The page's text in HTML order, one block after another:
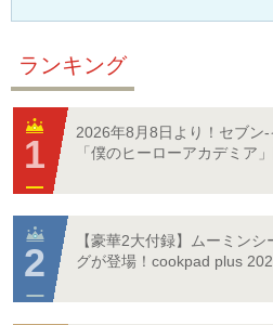
ランキング
2026年8月8日より！セブン
「僕のヒーローアカデミア
【豪華2大付録】ムーミン
グが登場！cookpad plus